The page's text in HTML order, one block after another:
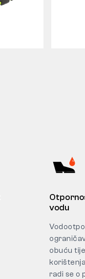
vodu
obuću
radi se o